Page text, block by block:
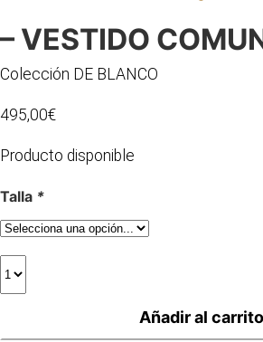
– VESTIDO
Colección DE BLANCO
495,00€
Producto disponible
Talla *
Añadir al carrito